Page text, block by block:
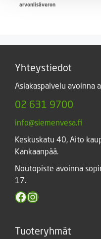
arvonlisäveron
Yhteystiedot
Asiakaspalvelu avoinna
02 631 9700
info@siemenvesa.fi
Keskuskatu 40, Aito
Kankaanpää.
Noutopiste avoinna
17.
Facebook
Instagram
Tuoteryhmät